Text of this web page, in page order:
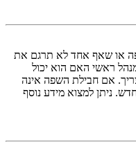
או שאף אחד לא תרגם את
ראשי האם הוא יכול
אם חבילת השפה אינה
ניתן למצוא מידע נוסף